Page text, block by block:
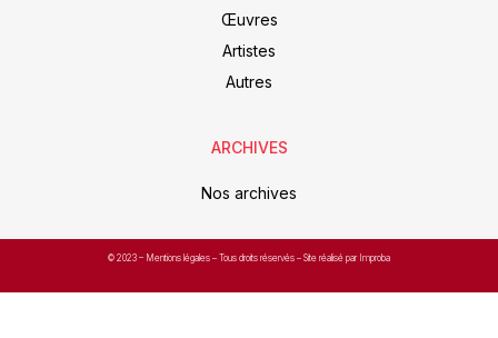
Œuvres
Artistes
Autres
ARCHIVES
Nos archives
© 2023 – Mentions légales – Tous droits réservés – Site réalisé par Improba